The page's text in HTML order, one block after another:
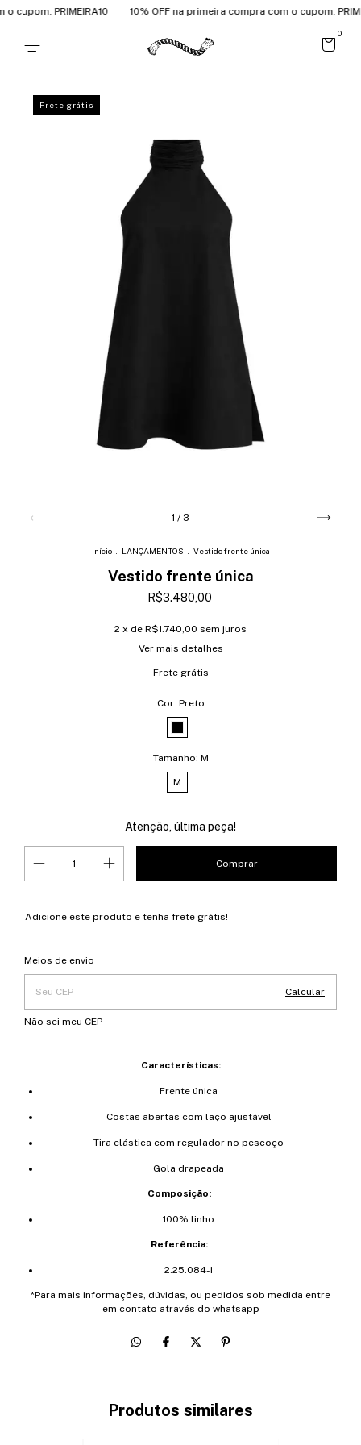
PRIMEIRA10 10% OFF na primeira compra com o cupom:
0
Frete grátis
1 / 3
Início LANÇAMENTOS Vestido frente única
Vestido frente única
R$3.480,00
2 x de R$1.740,00 sem juros
Ver mais detalhes
Frete grátis
Cor: Preto
Tamanho: M
M
Atenção, última peça!
Adicione este produto e tenha frete grátis!
Entregas para o CEP:
Meios de envio
Calcular
Não sei meu CEP
Características:
Frente única
Costas abertas com laço ajustável
Tira elástica com regulador no pescoço
Gola drapeada
Composição:
100% linho
Referência:
2.25.084-1
*Para mais informações, dúvidas, ou pedidos sob medida entre
em contato através do whatsapp
Produtos similares